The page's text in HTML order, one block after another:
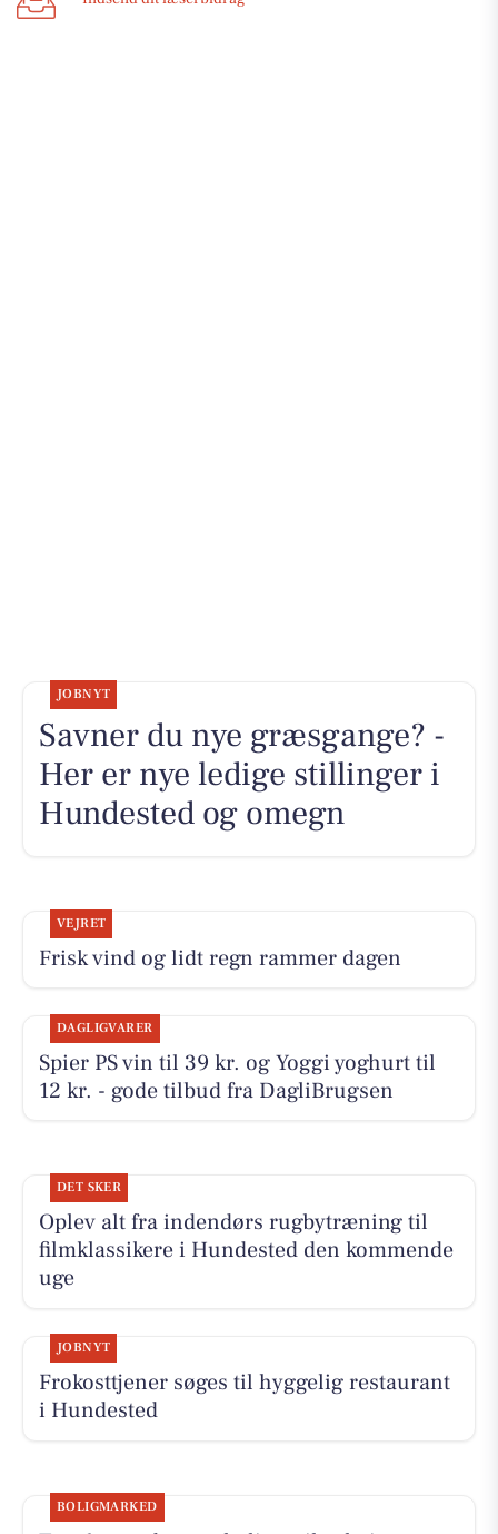
JOBNYT
Savner du nye græsgange? -
Her er nye ledige stillinger i
Hundested og omegn
VEJRET
Frisk vind og lidt regn rammer dagen
DAGLIGVARER
Spier PS vin til 39 kr. og Yoggi yoghurt til
12 kr. - gode tilbud fra DagliBrugsen
DET SKER
Oplev alt fra indendørs rugbytræning til
filmklassikere i Hundested den kommende
uge
JOBNYT
Frokosttjener søges til hyggelig restaurant
i Hundested
BOLIGMARKED